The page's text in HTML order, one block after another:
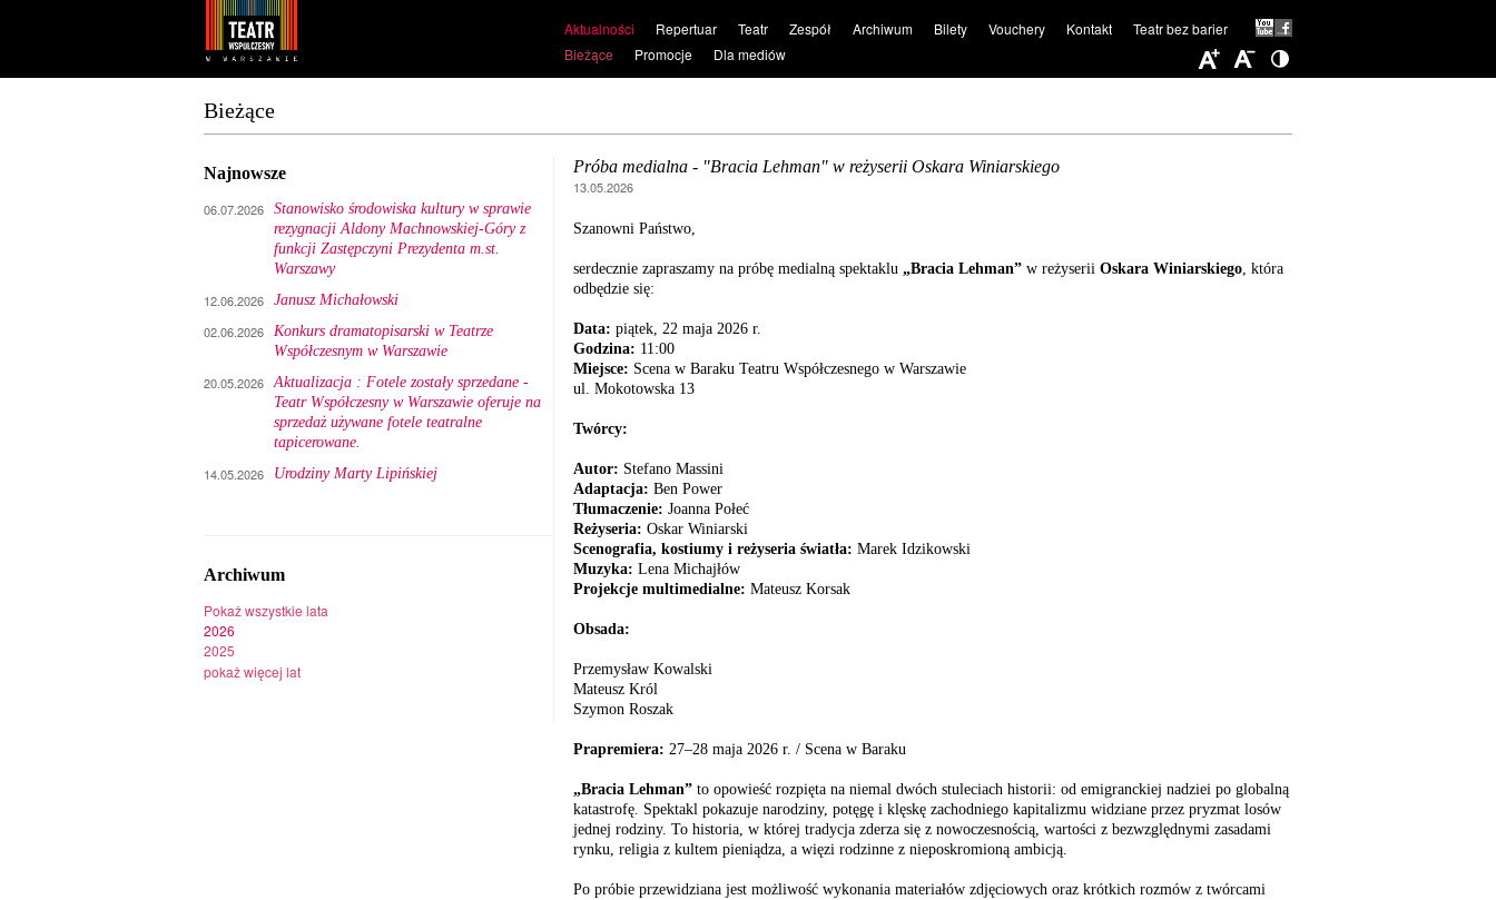
Aktualności
Bieżące
Promocje Dla mediów
Repertuar Teatr Zespół Archiwum Bilety Vouchery Kontakt Teatr bez barier
Bieżące
Najnowsze
06.07.2026 Stanowisko środowiska kultury w sprawie
rezygnacji Aldony Machnowskiej-Góry z
funkcji Zastępczyni Prezydenta m.st.
Warszawy
12.06.2026 Janusz Michałowski
02.06.2026 Konkurs dramatopisarski w Teatrze
Współczesnym w Warszawie
20.05.2026 Aktualizacja : Fotele zostały sprzedane -
Teatr Współczesny w Warszawie oferuje na
sprzedaż używane fotele teatralne
tapicerowane.
14.05.2026 Urodziny Marty Lipińskiej
Archiwum
Pokaż wszystkie lata
2026
2025
pokaż więcej lat
Próba medialna - "Bracia Lehman" w reżyserii Oskara Winiarskiego
13.05.2026
Szanowni Państwo,
serdecznie zapraszamy na próbę medialną spektaklu „Bracia Lehman” w reżyserii Oskara Winiarskiego, która
odbędzie się:
Data: piątek, 22 maja 2026 r.
Godzina: 11:00
Miejsce: Scena w Baraku Teatru Współczesnego w Warszawie
ul. Mokotowska 13
Twórcy:
Autor: Stefano Massini
Adaptacja: Ben Power
Tłumaczenie: Joanna Połeć
Reżyseria: Oskar Winiarski
Scenografia, kostiumy i reżyseria światła: Marek Idzikowski
Muzyka: Lena Michajłów
Projekcje multimedialne: Mateusz Korsak
Obsada:
Przemysław Kowalski
Mateusz Król
Szymon Roszak
Prapremiera: 27–28 maja 2026 r. / Scena w Baraku
„Bracia Lehman” to opowieść rozpięta na niemal dwóch stuleciach historii: od emigranckiej nadziei po globalną
katastrofę. Spektakl pokazuje narodziny, potęgę i klęskę zachodniego kapitalizmu widziane przez pryzmat losów
jednej rodziny. To historia, w której tradycja zderza się z nowoczesnością, wartości z bezwzględnymi zasadami
rynku, religia z kultem pieniądza, a więzi rodzinne z nieposkromioną ambicją.
Po próbie przewidziana jest możliwość wykonania materiałów zdjęciowych oraz krótkich rozmów z twórcami